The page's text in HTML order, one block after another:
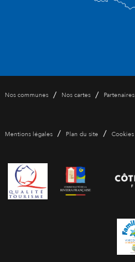
Nos communes / Nos cartes / Partenaires
Mentions légales / Plan du site / Cookies